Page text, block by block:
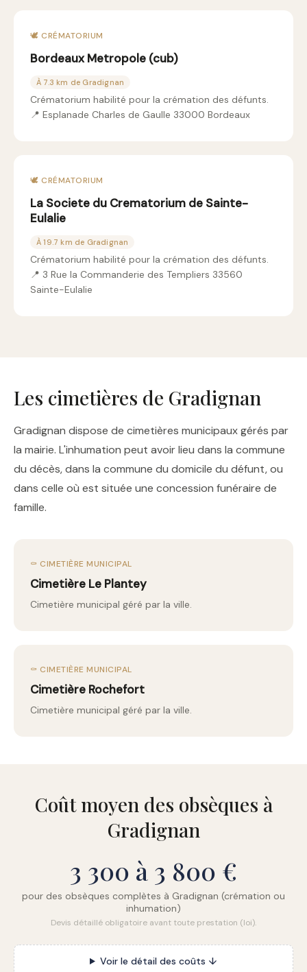
🕊️ CRÉMATORIUM
Bordeaux Metropole (cub)
À 7.3 km de Gradignan
Crématorium habilité pour la crémation des défunts.
📍 Esplanade Charles de Gaulle 33000 Bordeaux
🕊️ CRÉMATORIUM
La Societe du Crematorium de Sainte-
Eulalie
À 19.7 km de Gradignan
Crématorium habilité pour la crémation des défunts.
📍 3 Rue la Commanderie des Templiers 33560
Sainte-Eulalie
Les cimetières de Gradignan
Gradignan dispose de cimetières municipaux gérés par
la mairie. L'inhumation peut avoir lieu dans la commune
du décès, dans la commune du domicile du défunt, ou
dans celle où est située une concession funéraire de
famille.
⚰️ CIMETIÈRE MUNICIPAL
Cimetière Le Plantey
Cimetière municipal géré par la ville.
⚰️ CIMETIÈRE MUNICIPAL
Cimetière Rochefort
Cimetière municipal géré par la ville.
Coût moyen des obsèques à
Gradignan
3 300 à 3 800 €
pour des obsèques complètes à Gradignan (crémation ou
inhumation)
Devis détaillé obligatoire avant toute prestation (loi).
Voir le détail des coûts ↓